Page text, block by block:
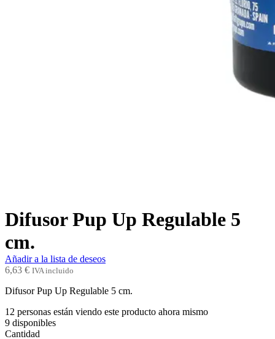
Difusor Pup Up Regulable 5
cm.
Añadir a la lista de deseos
6,63 € IVA incluido
Difusor Pup Up Regulable 5 cm.
12 personas están viendo este producto ahora mismo
9 disponibles
Cantidad